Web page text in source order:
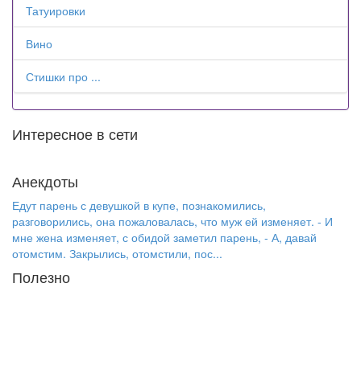
Татуировки
Вино
Стишки про ...
Интересное в сети
Анекдоты
Едут парень с девушкой в купе, познакомились,
разговорились, она пожаловалась, что муж ей изменяет. - И
мне жена изменяет, с обидой заметил парень, - А, давай
отомстим. Закрылись, отомстили, пос...
Полезно